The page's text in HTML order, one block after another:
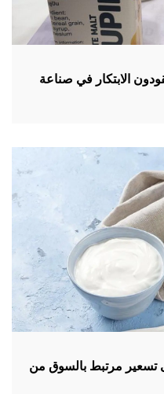
الابتكار في صناعة
تسعير مرتبط بالسوق من